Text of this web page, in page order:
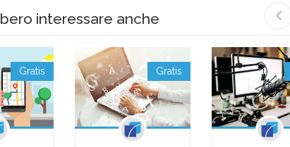
interessare anche
Gratis Gratis